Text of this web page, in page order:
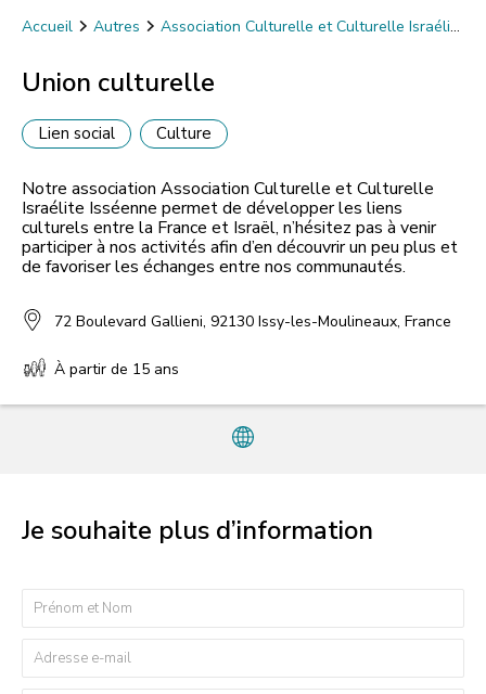
Accueil Autres
Association Culturelle et Culturelle Israélite
Union culturelle
Lien social Culture
Notre association Association Culturelle et Culturelle
Israélite Isséenne permet de développer les liens
culturels entre la France et Israël, n’hésitez pas à venir
participer à nos activités afin d’en découvrir un peu plus et
de favoriser les échanges entre nos communautés.
72 Boulevard Gallieni, 92130 Issy-les-Moulineaux, France
À partir de 15 ans
Je souhaite plus d’information